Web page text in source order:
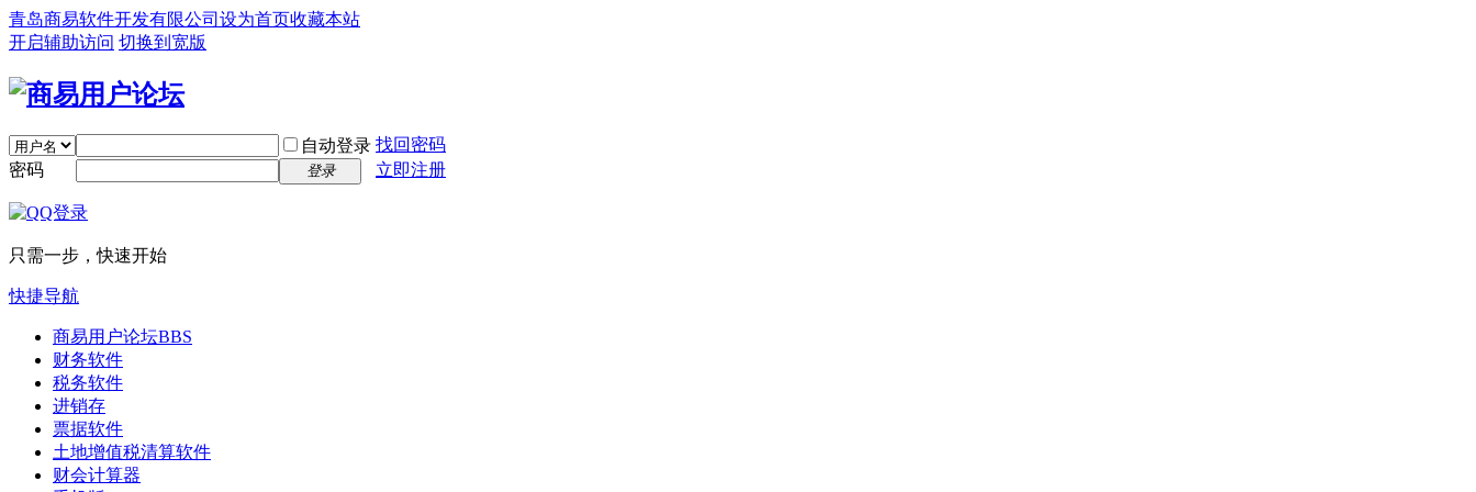
青岛商易软件开发有限公司 设为首页收藏本站
开启辅助访问 切换到宽版
自动登录 找回密码
密码
登录 立即注册
只需一步，快速开始
快捷导航
商易用户论坛BBS
财务软件
税务软件
进销存
票据软件
土地增值税清算软件
财会计算器